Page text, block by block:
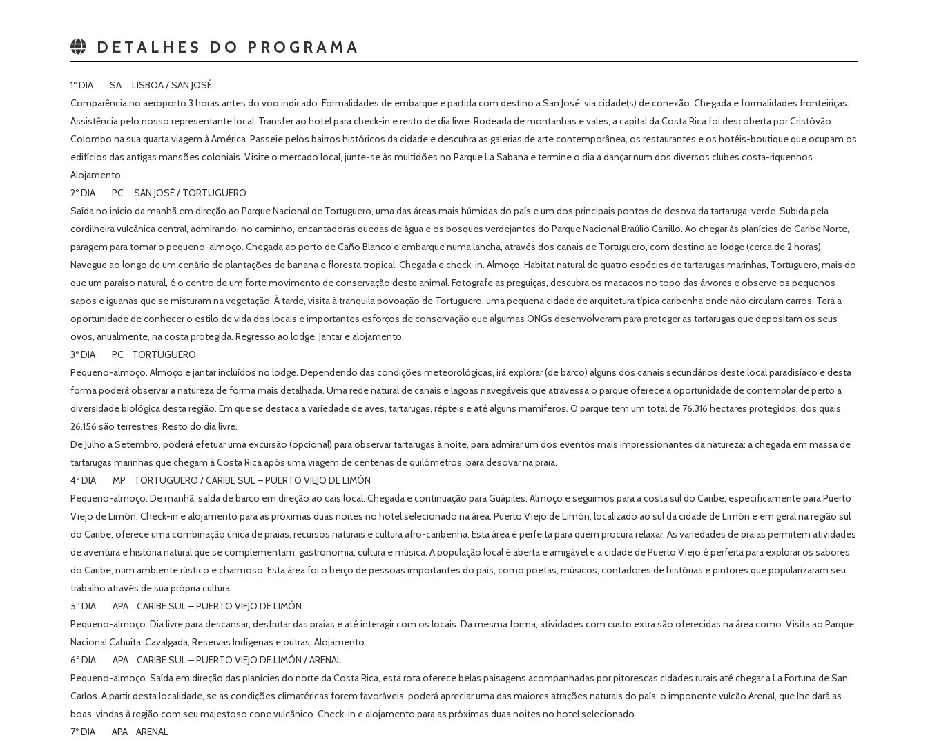
DETALHES DO PROGRAMA
1º DIA SA LISBOA / SAN JOSÉ
Comparência no aeroporto 3 horas antes do voo indicado. Formalidades de embarque e partida com destino a San José, via cidade(s) de conexão. Chegada e formalidades fronteiriças.
Assistência pelo nosso representante local. Transfer ao hotel para check-in e resto de dia livre. Rodeada de montanhas e vales, a capital da Costa Rica foi descoberta por Cristóvão
Colombo na sua quarta viagem à América. Passeie pelos bairros históricos da cidade e descubra as galerias de arte contemporânea, os restaurantes e os hotéis-boutique que ocupam os
edifícios das antigas mansões coloniais. Visite o mercado local, junte-se às multidões no Parque La Sabana e termine o dia a dançar num dos diversos clubes costa-riquenhos.
Alojamento.
2º DIA PC SAN JOSÉ / TORTUGUERO
Saída no início da manhã em direção ao Parque Nacional de Tortuguero, uma das áreas mais húmidas do país e um dos principais pontos de desova da tartaruga-verde. Subida pela
cordilheira vulcânica central, admirando, no caminho, encantadoras quedas de água e os bosques verdejantes do Parque Nacional Braúlio Carrillo. Ao chegar às planícies do Caribe Norte,
paragem para tomar o pequeno-almoço. Chegada ao porto de Caño Blanco e embarque numa lancha, através dos canais de Tortuguero, com destino ao lodge (cerca de 2 horas).
Navegue ao longo de um cenário de plantações de banana e floresta tropical. Chegada e check-in. Almoço. Habitat natural de quatro espécies de tartarugas marinhas, Tortuguero, mais do
que um paraíso natural, é o centro de um forte movimento de conservação deste animal. Fotografe as preguiças, descubra os macacos no topo das árvores e observe os pequenos
sapos e iguanas que se misturam na vegetação. À tarde, visita à tranquila povoação de Tortuguero, uma pequena cidade de arquitetura típica caribenha onde não circulam carros. Terá a
oportunidade de conhecer o estilo de vida dos locais e importantes esforços de conservação que algumas ONGs desenvolveram para proteger as tartarugas que depositam os seus
ovos, anualmente, na costa protegida. Regresso ao lodge. Jantar e alojamento.
3º DIA PC TORTUGUERO
Pequeno-almoço. Almoço e jantar incluídos no lodge. Dependendo das condições meteorológicas, irá explorar (de barco) alguns dos canais secundários deste local paradisíaco e desta
forma poderá observar a natureza de forma mais detalhada. Uma rede natural de canais e lagoas navegáveis que atravessa o parque oferece a oportunidade de contemplar de perto a
diversidade biológica desta região. Em que se destaca a variedade de aves, tartarugas, répteis e até alguns mamíferos. O parque tem um total de 76.316 hectares protegidos, dos quais
26.156 são terrestres. Resto do dia livre.
De Julho a Setembro, poderá efetuar uma excursão (opcional) para observar tartarugas à noite, para admirar um dos eventos mais impressionantes da natureza: a chegada em massa de
tartarugas marinhas que chegam à Costa Rica após uma viagem de centenas de quilómetros, para desovar na praia.
4º DIA MP TORTUGUERO / CARIBE SUL – PUERTO VIEJO DE LIMÓN
Pequeno-almoço. De manhã, saída de barco em direção ao cais local. Chegada e continuação para Guápiles. Almoço e seguimos para a costa sul do Caribe, especificamente para Puerto
Viejo de Limón. Check-in e alojamento para as próximas duas noites no hotel selecionado na área. Puerto Viejo de Limón, localizado ao sul da cidade de Limón e em geral na região sul
do Caribe, oferece uma combinação única de praias, recursos naturais e cultura afro-caribenha. Esta área é perfeita para quem procura relaxar. As variedades de praias permitem atividades
de aventura e história natural que se complementam, gastronomia, cultura e música. A população local é aberta e amigável e a cidade de Puerto Viejo é perfeita para explorar os sabores
do Caribe, num ambiente rústico e charmoso. Esta área foi o berço de pessoas importantes do país, como poetas, músicos, contadores de histórias e pintores que popularizaram seu
trabalho através de sua própria cultura.
5º DIA APA CARIBE SUL – PUERTO VIEJO DE LIMÓN
Pequeno-almoço. Dia livre para descansar, desfrutar das praias e até interagir com os locais. Da mesma forma, atividades com custo extra são oferecidas na área como: Visita ao Parque
Nacional Cahuita, Cavalgada, Reservas Indígenas e outras. Alojamento.
6º DIA APA CARIBE SUL – PUERTO VIEJO DE LIMÓN / ARENAL
Pequeno-almoço. Saída em direção das planícies do norte da Costa Rica, esta rota oferece belas paisagens acompanhadas por pitorescas cidades rurais até chegar a La Fortuna de San
Carlos. A partir desta localidade, se as condições climatéricas forem favoráveis, poderá apreciar uma das maiores atrações naturais do país: o imponente vulcão Arenal, que lhe dará as
boas-vindas à região com seu majestoso cone vulcânico. Check-in e alojamento para as próximas duas noites no hotel selecionado.
7º DIA APA ARENAL